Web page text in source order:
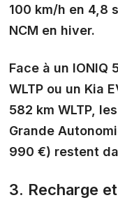
100 km/h en 4,8
NCM en hiver.
Face à un IONIQ
WLTP ou un Kia
582 km WLTP, les
Grande
990 €) restent
3. Recharge